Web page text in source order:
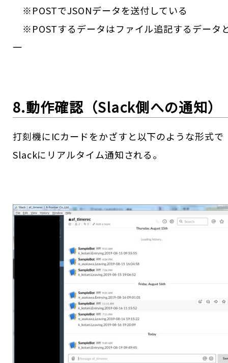
※POSTでJSONデータを送付している
※POSTするデータはファイル追記するデータ
一
8.動作確認（Slack側への通知）
打刻機にICカードをかざすと以下のような形式で
Slackにリアルタイム通知される。